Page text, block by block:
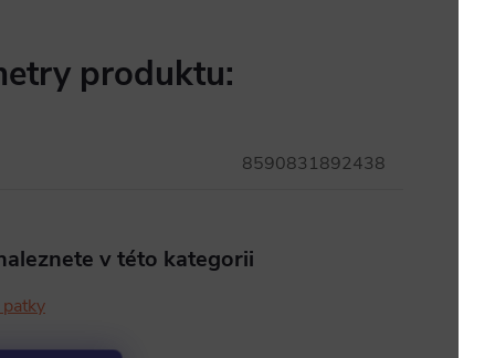
produktu:
8590831892438
v této kategorii